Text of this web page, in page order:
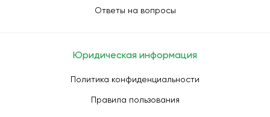
Ответы на вопросы
Юридическая информация
Политика конфиденциальности
Правила пользования